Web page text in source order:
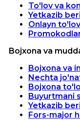
To'lov va
Yetkazib
Onlayn
Bojxona va
Bojxona va
Nechta
Bojxona
Buyurtmani
Yetkazib
Fors-major